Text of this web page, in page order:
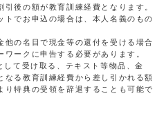
後の額が教育訓練経費となります。
トでお申込の場合は、本人名義のもの
他の名目で現金等の還付を受ける場合
ークに申告する必要があります。
て受け取る、テキスト等物品、金
なる教育訓練経費から差し引かれる額
り特典の受領を辞退することも可能で